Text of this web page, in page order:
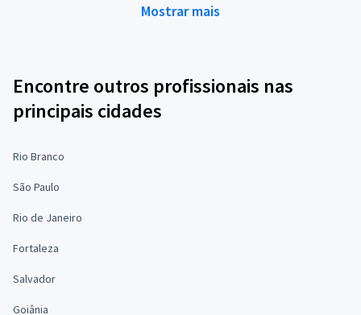
Mostrar mais
Encontre outros profissionais nas
principais cidades
Rio Branco
São Paulo
Rio de Janeiro
Fortaleza
Salvador
Goiânia